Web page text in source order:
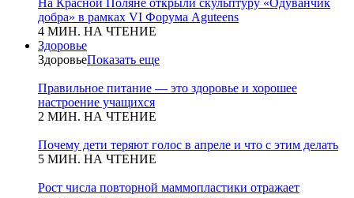
На Красной Поляне открыли скульптуру «Одуванчик
добра» в рамках VI Форума Aguteens
4 МИН. НА ЧТЕНИЕ
Здоровье
ЗдоровьеПоказать еще
Правильное питание — это здоровье и хорошее
настроение учащихся
2 МИН. НА ЧТЕНИЕ
Почему дети теряют голос в апреле и что с этим делать
5 МИН. НА ЧТЕНИЕ
Рост числа повторной маммопластики отражает